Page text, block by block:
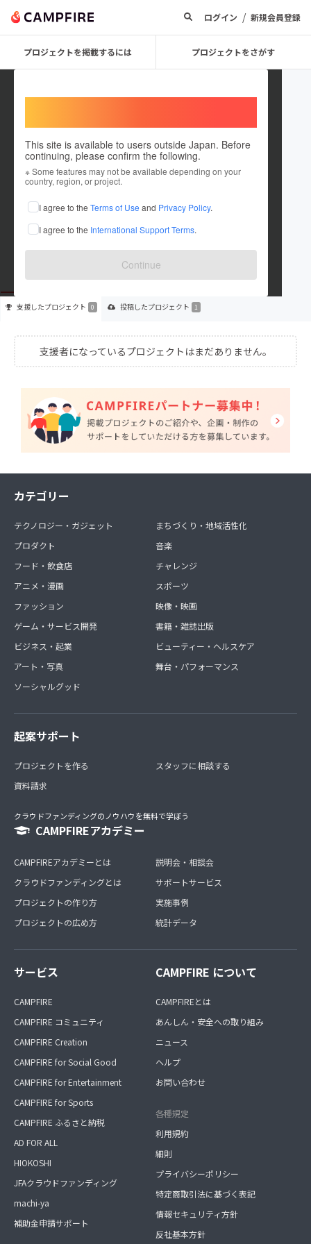
ログイン / 新規会員登録
プロジェクトを掲載するには プロジェクトをさがす
This site is available to users outside Japan. Before
continuing, please confirm the following.
※ Some features may not be available depending on your
country, region, or project.
I agree to the Terms of Use and Privacy Policy.
I agree to the International Support Terms.
Continue
takosyo
これまでに1件のプロジェクトを投稿しています
在住国：日本 現在地：東京都
出身国：日本 出身地：東京都
支援したプロジェクト 0 投稿したプロジェクト 1
支援者になっているプロジェクトはまだありません。
カテゴリー
テクノロジー・ガジェット
プロダクト
フード・飲食店
アニメ・漫画
ファッション
ゲーム・サービス開発
ビジネス・起業
アート・写真
ソーシャルグッド
まちづくり・地域活性化
音楽
チャレンジ
スポーツ
映像・映画
書籍・雑誌出版
ビューティー・ヘルスケア
舞台・パフォーマンス
起案サポート
プロジェクトを作る
資料請求
スタッフに相談する
クラウドファンディングのノウハウを無料で学ぼう
CAMPFIREアカデミー
CAMPFIREアカデミーとは
クラウドファンディングとは
プロジェクトの作り方
プロジェクトの広め方
説明会・相談会
サポートサービス
実施事例
統計データ
サービス
CAMPFIRE
CAMPFIRE コミュニティ
CAMPFIRE Creation
CAMPFIRE for Social Good
CAMPFIRE for Entertainment
CAMPFIRE for Sports
CAMPFIRE ふるさと納税
AD FOR ALL
HIOKOSHI
JFAクラウドファンディング
machi-ya
補助金申請サポート
CAMPFIRE について
CAMPFIREとは
あんしん・安全への取り組み
ニュース
ヘルプ
お問い合わせ
各種規定
利用規約
細則
プライバシーポリシー
特定商取引法に基づく表記
情報セキュリティ方針
反社基本方針